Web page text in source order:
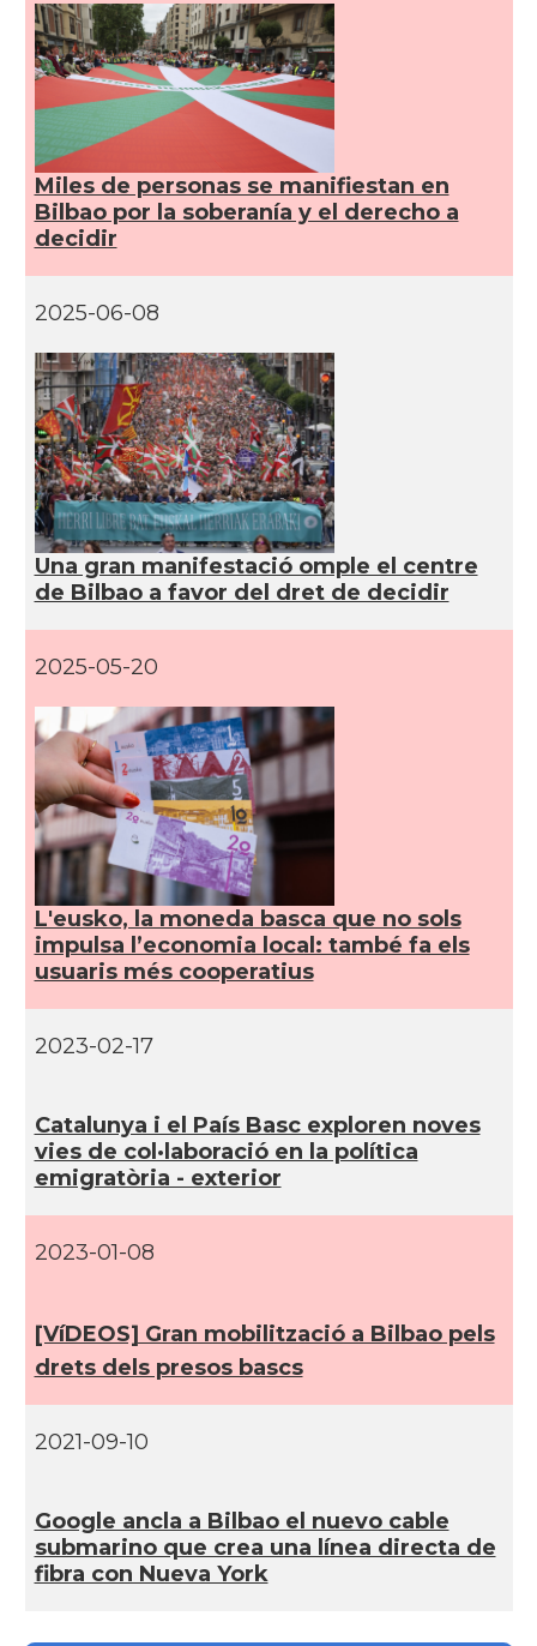
Miles de personas se manifiestan en
Bilbao por la soberanía y el derecho a
decidir
2025-06-08
Una gran manifestació omple el centre
de Bilbao a favor del dret de decidir
2025-05-20
L'eusko, la moneda basca que no sols
impulsa l’economia local: també fa els
usuaris més cooperatius
2023-02-17
Catalunya i el Paí­s Basc exploren noves
vies de col·laboració en la polí­tica
emigratòria - exterior
2023-01-08
[VíDEOS] Gran mobilització a Bilbao pels
drets dels presos bascs
2021-09-10
Google ancla a Bilbao el nuevo cable
submarino que crea una lí­nea directa de
fibra con Nueva York